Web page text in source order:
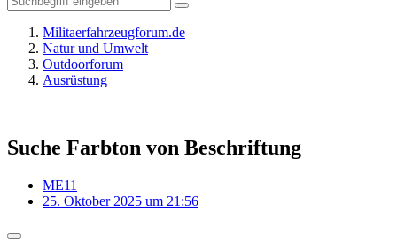
Militaerfahrzeugforum.de
Natur und Umwelt
Outdoorforum
Ausrüstung
Suche Farbton von Beschriftung
ME11
25. Oktober 2025 um 21:56